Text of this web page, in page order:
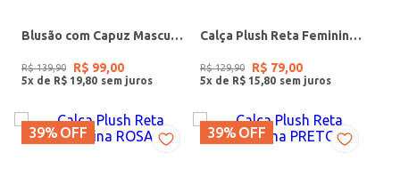
Blusão com Capuz Masculino AZUL
R$ 139,90 R$ 99,00
5x de R$ 19 80
Calça Plush Reta Feminina AZUL
R$ 129,90 R$ 79,00
5x de R$ 15 80
39% OFF 39% OFF